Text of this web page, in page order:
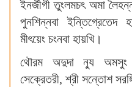
ইনর্জীগী তুংলমচৎ অমা
পুনশিন্নবা ইন্তিগ্রেতেদ
মীৎয়েং চংনবা হায়খি।
থৌরম অদুদা ন্যু অমসুং
সেক্রেতরী, শ্রী সন্তোশ